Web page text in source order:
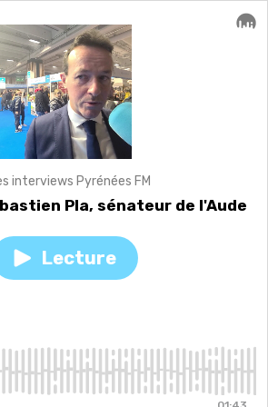
Play
episode
Sébastien
Pla,
sénateur
Lecture
interviews Pyrénées FM
Pla, sénateur de l'Aude